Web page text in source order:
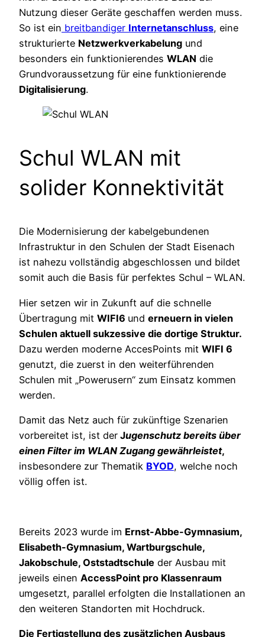
Nutzung dieser Geräte geschaffen werden muss.
So ist ein breitbandiger Internetanschluss, eine
strukturierte Netzwerkverkabelung und
besonders ein funktionierendes WLAN die
Grundvoraussetzung für eine funktionierende
Digitalisierung.
Schul WLAN mit
solider Konnektivität
Die Modernisierung der kabelgebundenen
Infrastruktur in den Schulen der Stadt Eisenach
ist nahezu vollständig abgeschlossen und bildet
somit auch die Basis für perfektes Schul – WLAN.
Hier setzen wir in Zukunft auf die schnelle
Übertragung mit WIFI6 und erneuern in vielen
Schulen aktuell sukzessive die dortige Struktur.
Dazu werden moderne AccesPoints mit WIFI 6
genutzt, die zuerst in den weiterführenden
Schulen mit „Powerusern“ zum Einsatz kommen
werden.
Damit das Netz auch für zukünftige Szenarien
vorbereitet ist, ist der Jugenschutz bereits über
einen Filter im WLAN Zugang gewährleistet,
insbesondere zur Thematik BYOD, welche noch
völlig offen ist.
Bereits 2023 wurde im Ernst-Abbe-Gymnasium,
Elisabeth-Gymnasium, Wartburgschule,
Jakobschule, Oststadtschule der Ausbau mit
jeweils einen AccessPoint pro Klassenraum
umgesetzt, parallel erfolgten die Installationen an
den weiteren Standorten mit Hochdruck.
Die Fertigstellung des zusätzlichen Ausbaus